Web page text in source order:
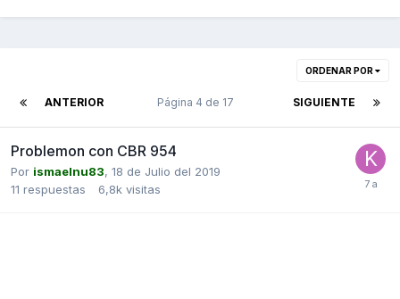
ORDENAR POR
ANTERIOR SIGUIENTE
Página 4 de 17
Problemon con CBR 954
Por ismaelnu83, 18 de Julio del 2019
11 respuestas 6,8k visitas